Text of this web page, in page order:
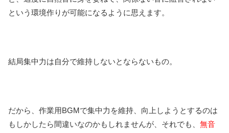
という環境作りが可能になるように思えます。
結局集中力は自分で維持しないとならないもの。
だから、作業用BGMで集中力を維持、向上しようとするのは
もしかしたら間違いなのかもしれませんが、それでも、 無音